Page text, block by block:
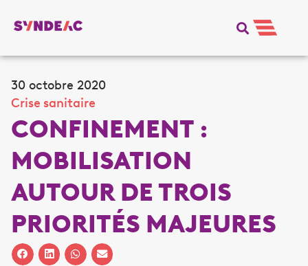
30 octobre 2020
Crise sanitaire
CONFINEMENT :
MOBILISATION
AUTOUR DE TROIS
PRIORITÉS MAJEURES